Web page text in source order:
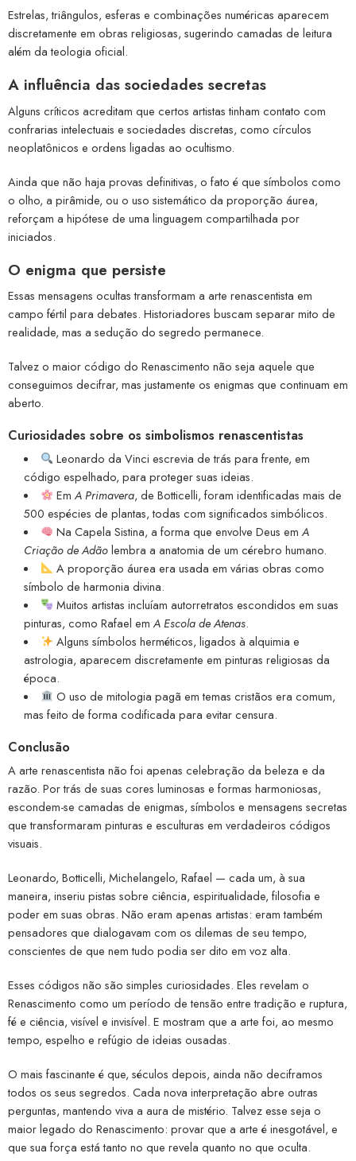
Estrelas, triângulos, esferas e combinações numéricas aparecem
discretamente em obras religiosas, sugerindo camadas de leitura
além da teologia oficial.
A influência das sociedades secretas
Alguns críticos acreditam que certos artistas tinham contato com
confrarias intelectuais e sociedades discretas, como círculos
neoplatônicos e ordens ligadas ao ocultismo.
Ainda que não haja provas definitivas, o fato é que símbolos como
o olho, a pirâmide, ou o uso sistemático da proporção áurea,
reforçam a hipótese de uma linguagem compartilhada por
iniciados.
O enigma que persiste
Essas mensagens ocultas transformam a arte renascentista em
campo fértil para debates. Historiadores buscam separar mito de
realidade, mas a sedução do segredo permanece.
Talvez o maior código do Renascimento não seja aquele que
conseguimos decifrar, mas justamente os enigmas que continuam em
aberto.
Curiosidades sobre os simbolismos renascentistas
Leonardo da Vinci escrevia de trás para frente, em
código espelhado, para proteger suas ideias.
Em A Primavera, de Botticelli, foram identificadas mais de
500 espécies de plantas, todas com significados simbólicos.
Na Capela Sistina, a forma que envolve Deus em A
Criação de Adãolembra a anatomia de um cérebro humano.
A proporção áurea era usada em várias obras como
símbolo de harmonia divina.
Muitos artistas incluíam autorretratos escondidos em suas
pinturas, como Rafael em A Escola de Atenas.
Alguns símbolos herméticos, ligados à alquimia e
astrologia, aparecem discretamente em pinturas religiosas da
época.
O uso de mitologia pagã em temas cristãos era comum,
mas feito de forma codificada para evitar censura.
Conclusão
A arte renascentista não foi apenas celebração da beleza e da
razão. Por trás de suas cores luminosas e formas harmoniosas,
escondem-se camadas de enigmas, símbolos e mensagens secretas
que transformaram pinturas e esculturas em verdadeiros códigos
visuais.
Leonardo, Botticelli, Michelangelo, Rafael — cada um, à sua
maneira, inseriu pistas sobre ciência, espiritualidade, filosofia e
poder em suas obras. Não eram apenas artistas: eram também
pensadores que dialogavam com os dilemas de seu tempo,
conscientes de que nem tudo podia ser dito em voz alta.
Esses códigos não são simples curiosidades. Eles revelam o
Renascimento como um período de tensão entre tradição e ruptura,
fé e ciência, visível e invisível. E mostram que a arte foi, ao mesmo
tempo, espelho e refúgio de ideias ousadas.
O mais fascinante é que, séculos depois, ainda não deciframos
todos os seus segredos. Cada nova interpretação abre outras
perguntas, mantendo viva a aura de mistério. Talvez esse seja o
maior legado do Renascimento: provar que a arte é inesgotável, e
que sua força está tanto no que revela quanto no que oculta.